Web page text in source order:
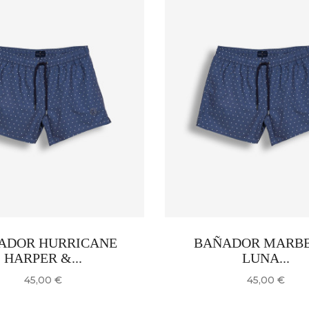
HURRICANE
HARPER &...
Precio
45,00 €
BAÑADOR
LUNA...
Precio
45,00 €